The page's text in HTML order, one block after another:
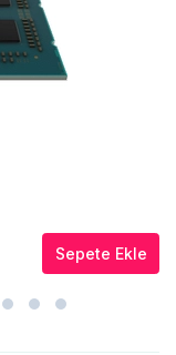
Sepete Ekle